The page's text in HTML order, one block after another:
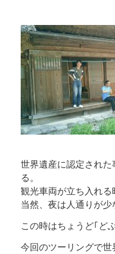
世界遺産に認定され
る。
観光車両が立ち入れる
当然、夜は人通りが少
この時はちょうど｢ど
今回のツーリングで